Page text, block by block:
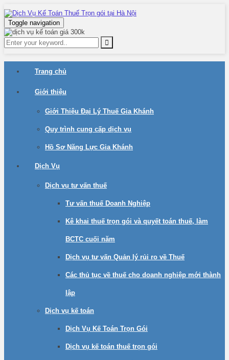
Toggle navigation
Trang chủ
Giới thiệu
Giới Thiệu Đại Lý Thuế Gia Khánh
Quy trình cung cấp dịch vụ
Hồ Sơ Năng Lực Gia Khánh
Dịch Vụ
Dịch vụ tư vấn thuế
Tư vấn thuế Doanh Nghiệp
Kê khai thuế trọn gói và quyết toán thuế, làm
BCTC cuối năm
Dịch vụ tư vấn Quản lý rủi ro về Thuế
Các thủ tục về thuế cho doanh nghiệp mới thành
lập
Dịch vụ kế toán
Dịch Vụ Kế Toán Trọn Gói
Dịch vụ kế toán thuế trọn gói